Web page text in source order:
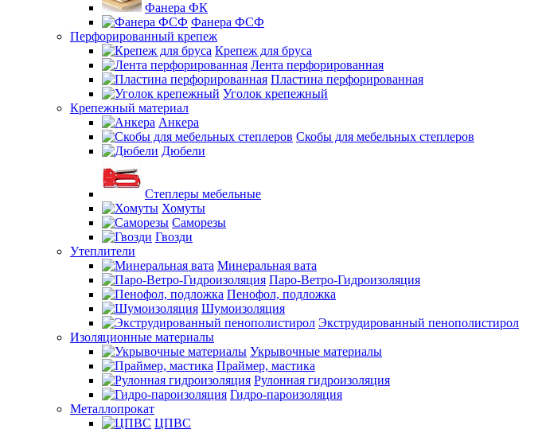
Фанера ФК
Фанера ФСФ
Перфорированный крепеж
Крепеж для бруса
Лента перфорированная
Пластина перфорированная
Уголок крепежный
Крепежный материал
Анкера
Скобы для мебельных степлеров
Дюбели
Степлеры мебельные
Хомуты
Саморезы
Гвозди
Утеплители
Минеральная вата
Паро-Ветро-Гидроизоляция
Пенофол, подложка
Шумоизоляция
Экструдированный пенополистирол
Изоляционные материалы
Укрывочные материалы
Праймер, мастика
Рулонная гидроизоляция
Гидро-пароизоляция
Металлопрокат
ЦПВС